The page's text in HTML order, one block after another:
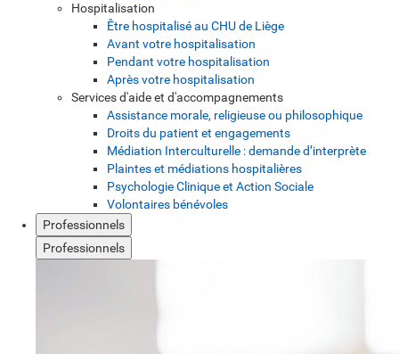
Hospitalisation
Être hospitalisé au CHU de Liège
Avant votre hospitalisation
Pendant votre hospitalisation
Après votre hospitalisation
Services d'aide et d'accompagnements
Assistance morale, religieuse ou philosophique
Droits du patient et engagements
Médiation Interculturelle : demande d’interprète
Plaintes et médiations hospitalières
Psychologie Clinique et Action Sociale
Volontaires bénévoles
Professionnels
Professionnels